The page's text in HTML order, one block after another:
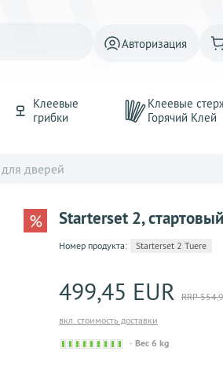
Авторизация
Клеевые
грибки
Клеевые
Горячий Kлей
дверей
% Starterset 2,
Номер продукта: Starterset 2 Tuere
499,45 EUR RRP
вкл. стоимость доставки
Sofort
Вес 6 kg